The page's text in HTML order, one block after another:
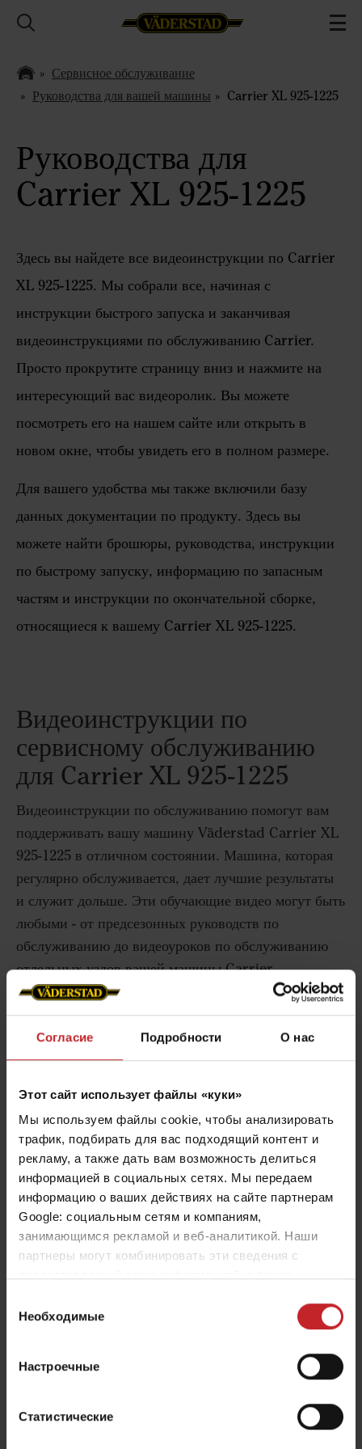
Согласие Подробности О нас
Этот сайт использует файлы «куки»
Мы используем файлы cookie, чтобы анализировать
трафик, подбирать для вас подходящий контент и
рекламу, а также дать вам возможность делиться
информацией в социальных сетях. Мы передаем
информацию о ваших действиях на сайте партнерам
Google: социальным сетям и компаниям,
занимающимся рекламой и веб-аналитикой. Наши
партнеры могут комбинировать эти сведения с
вами их сервисов.
согласия
Необходимые
Настроечные
Статистические
Сервисное обслуживание
Руководства для вашей машины
Carrier XL 925-1225
Руководства для
Carrier XL 925-1225
Здесь вы найдете все видеоинструкции по Carrier
XL 925-1225. Мы собрали все, начиная с
инструкции быстрого запуска и заканчивая
видеоинструкциями по обслуживанию Carrier.
Просто прокрутите страницу вниз и нажмите на
интересующий вас видеоролик. Вы можете
посмотреть его на нашем сайте или открыть в
новом окне, чтобы увидеть его в полном размере.
Для вашего удобства мы также включили базу
данных документации по продукту. Здесь вы
можете найти брошюры, руководства, инструкции
по быстрому запуску, информацию по запасным
частям и инструкции по окончательной сборке,
относящиеся к вашему Carrier XL 925-1225.
Видеоинструкции по
сервисному обслуживанию
для Carrier XL 925-1225
Видеоинструкции по обслуживанию помогут вам
поддерживать вашу машину Väderstad Carrier XL
925-1225 в отличном состоянии. Машина, которая
регулярно обслуживается, дает лучшие результаты
и служит дольше. Эти обучающие видео могут быть
любыми - от предсезонных руководств по
обслуживанию до видеоуроков по обслуживанию
отдельных узлов вашей машины Carrier.
Мы рекомендуем проводить обслуживание и
сезона.
Предсезонное обслуживание -
Carrier XL 925-1225
Узнайте, как правильно провести предсезонное
обслуживание вашего Carrier.